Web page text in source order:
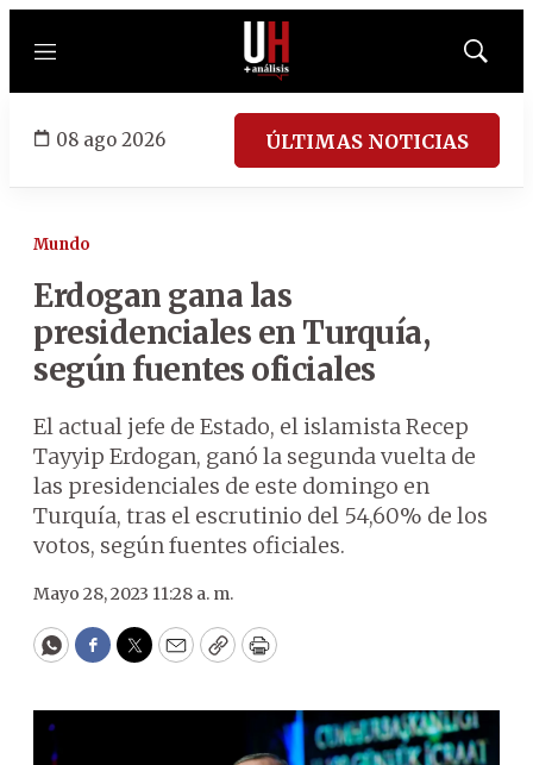
Menú
Mostrar
08 ago 2026 ÚLTIMAS NOTICIAS
Mundo
Erdogan gana las
presidenciales en Turquía,
según fuentes oficiales
El actual jefe de Estado, el islamista Recep
Tayyip Erdogan, ganó la segunda vuelta de
las presidenciales de este domingo en
Turquía, tras el escrutinio del 54,60% de los
votos, según fuentes oficiales.
Mayo 28, 2023 11:28 a. m.
WhatsApp
Facebook
Twitter
EmailCopyPrint